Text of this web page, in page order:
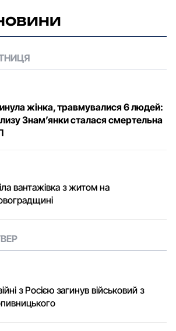
жінка, травмувалися 6 людей:
Знам’янки сталася смертельна
вантажівка з житом на
з Росією загинув військовий з